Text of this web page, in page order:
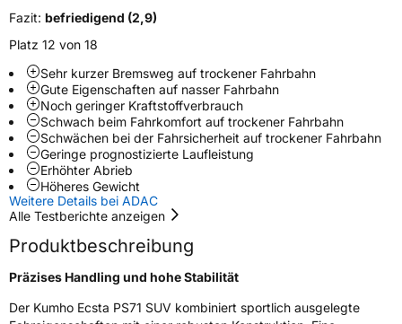
EU Label
NasshaftungA
Rollgeräusch (Klasse)B
Rollgeräusch (dB)73
Fahrzeugklasse C1
3PMSF / Schneeflockensymbol / Alpine-Symbol
EPREL ID 1352248
Fazit: befriedigend (2,9)
Platz 12 von 18
Sehr kurzer Bremsweg auf trockener Fahrbahn
Gute Eigenschaften auf nasser Fahrbahn
Noch geringer Kraftstoffverbrauch
Schwach beim Fahrkomfort auf trockener Fahrbahn
Schwächen bei der Fahrsicherheit auf trockener Fahrbahn
Geringe prognostizierte Laufleistung
Erhöhter Abrieb
Höheres Gewicht
Weitere Details bei ADAC
Alle Testberichte anzeigen
Produktbeschreibung
Präzises Handling und hohe Stabilität
Der Kumho Ecsta PS71 SUV kombiniert sportlich ausgelegte